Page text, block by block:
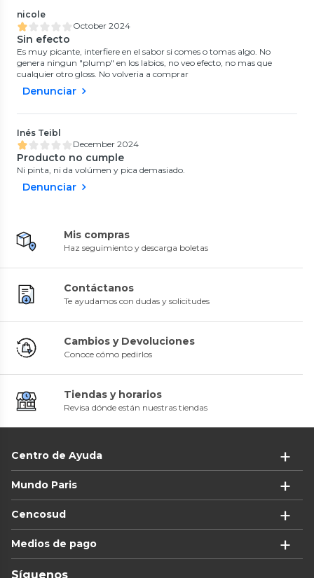
nicole
October 2024
Sin efecto
Es muy picante, interfiere en el sabor si comes o tomas algo. No
genera ningun "plump" en los labios, no veo efecto, no mas que
cualquier otro gloss. No volveria a comprar
Denunciar
Inés Teibl
December 2024
Producto no cumple
Ni pinta, ni da volúmen y pica demasiado.
Denunciar
Mis compras
Haz seguimiento y descarga boletas
Contáctanos
Te ayudamos con dudas y solicitudes
Cambios y Devoluciones
Conoce cómo pedirlos
Tiendas y horarios
Revisa dónde están nuestras tiendas
Centro de Ayuda
Mundo Paris
Cencosud
Medios de pago
Síguenos